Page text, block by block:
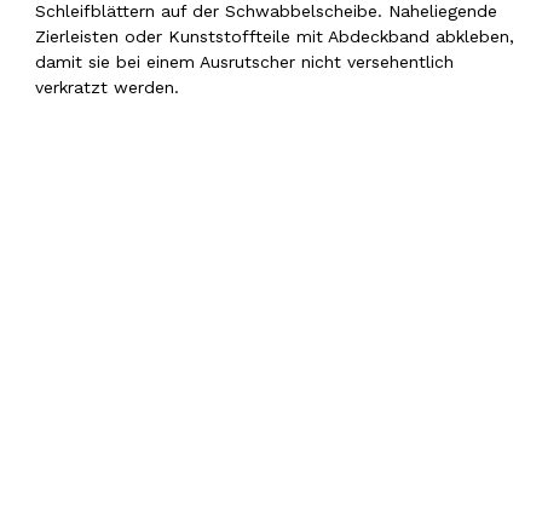
Schleifblättern auf der Schwabbelscheibe. Naheliegende
Zierleisten oder Kunststoffteile mit Abdeckband abkleben,
damit sie bei einem Ausrutscher nicht versehentlich
verkratzt werden.